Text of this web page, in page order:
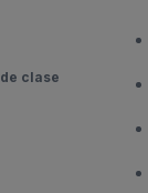
clase